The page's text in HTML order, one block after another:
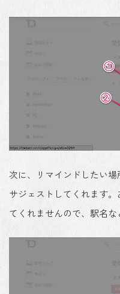
次に、リマインドしたい場
サジェストしてくれます
てくれませんので、駅名な